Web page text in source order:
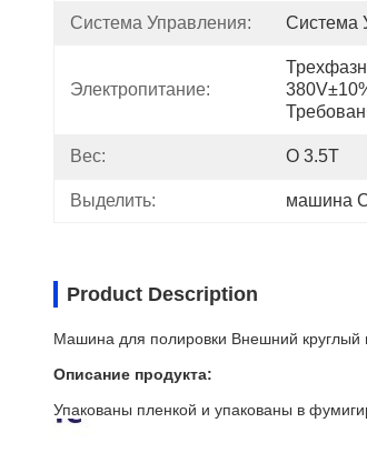
Система Управления: Система
Электропитание:
Вес: О 3.5T
Выделить: машина
Product Description
Машина для полировки Внешний круглый
Описание продукта:
Упакованы пленкой и упакованы в